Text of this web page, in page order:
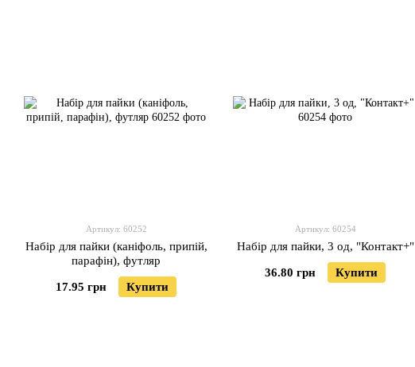
Артикул: 60252
Набір для пайки (каніфоль, припій,
парафін), футляр
17.95 грн Купити
Артикул: 60254
Набір для пайки, 3 од, "Контакт+"
36.80 грн Купити